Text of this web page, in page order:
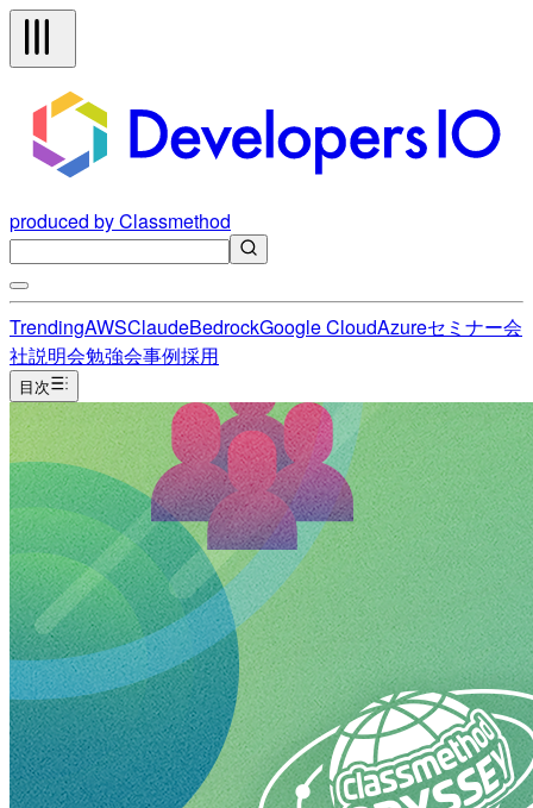
produced by Classmethod
TrendingAWSClaudeBedrockGoogle CloudAzureセミナー会
社説明会勉強会事例採用
目次